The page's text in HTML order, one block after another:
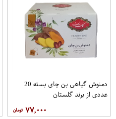
دمنوش گیاهی بن چای بسته 20
عددی از برند گلستان
۷۷,۰۰۰